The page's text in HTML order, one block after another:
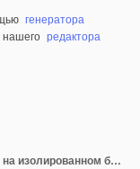
генератора
нашего редактора
Молодой белый мужчина брит бороду на изолированном белом фоне с удивленным выражением лица